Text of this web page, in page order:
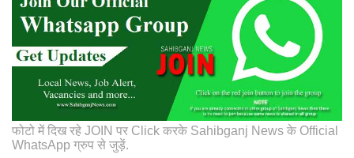
फोटो में दिख रहे JOIN पर Click करके Sahibganj News के Official
WhatsApp ग्रुप से जुड़ें.